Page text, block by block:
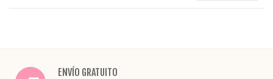
ENVÍO GRATUITO